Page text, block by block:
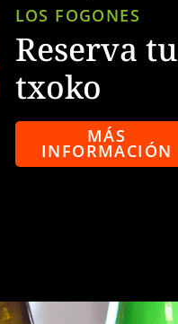
LOS FOGONES
Reserva tu
txoko
MÁS
INFORMACIÓN